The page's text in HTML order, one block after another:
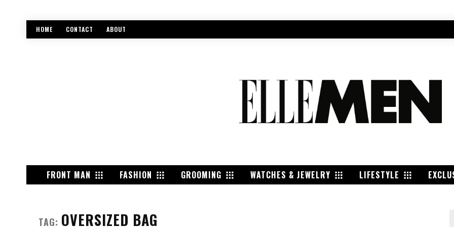
HOME CONTACT ABOUT
FRONT MAN FASHION GROOMING WATCHES & JEWELRY LIFESTYLE
TAG: OVERSIZED BAG